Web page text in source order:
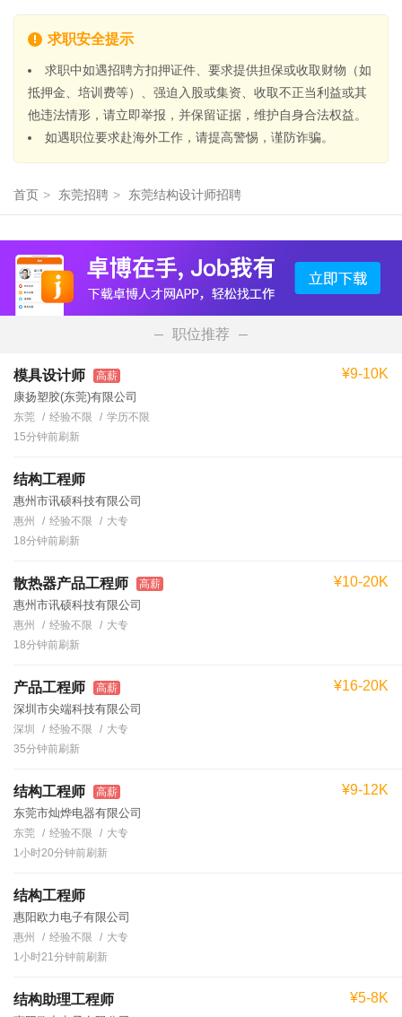
求职安全提示
求职中如遇招聘方扣押证件、要求提供担保或收取财物（如
抵押金、培训费等）、强迫入股或集资、收取不正当利益或其
他违法情形，请立即举报，并保留证据，维护自身合法权益。
如遇职位要求赴海外工作，请提高警惕，谨防诈骗。
首页 > 东莞招聘 > 东莞结构设计师招聘
职位推荐
模具设计师 高薪
康扬塑胶(东莞)有限公司
¥9-10K
东莞 经验不限
学历不限
15分钟前刷新
结构工程师
惠州市讯硕科技有限公司
惠州 经验不限
大专
18分钟前刷新
散热器产品工程师 高薪
惠州市讯硕科技有限公司
¥10-20K
惠州 经验不限
大专
18分钟前刷新
产品工程师 高薪
深圳市尖端科技有限公司
¥16-20K
深圳 经验不限
大专
35分钟前刷新
结构工程师 高薪
东莞市灿烨电器有限公司
¥9-12K
东莞 经验不限
大专
1小时20分钟前刷新
结构工程师
惠阳欧力电子有限公司
惠州 经验不限
大专
1小时21分钟前刷新
结构助理工程师 ¥5-8K